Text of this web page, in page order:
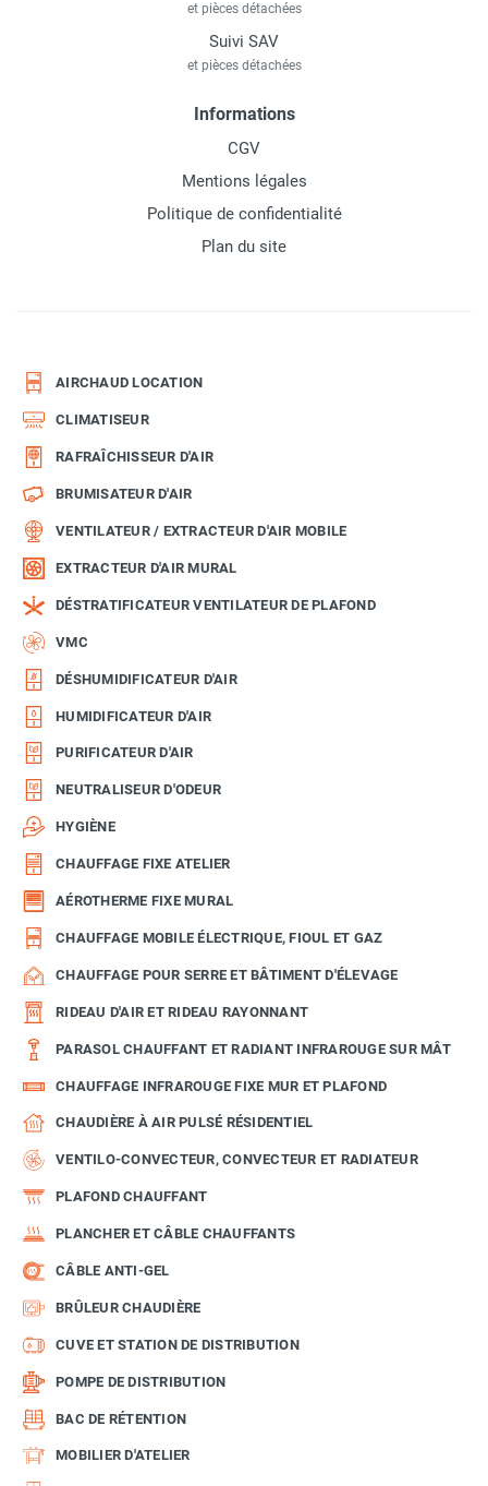
et pièces détachées
Suivi SAV
et pièces détachées
Informations
CGV
Mentions légales
Politique de confidentialité
Plan du site
AIRCHAUD LOCATION
CLIMATISEUR
RAFRAÎCHISSEUR D'AIR
BRUMISATEUR D'AIR
VENTILATEUR / EXTRACTEUR D'AIR MOBILE
EXTRACTEUR D'AIR MURAL
DÉSTRATIFICATEUR VENTILATEUR DE PLAFOND
VMC
DÉSHUMIDIFICATEUR D'AIR
HUMIDIFICATEUR D'AIR
PURIFICATEUR D'AIR
NEUTRALISEUR D'ODEUR
HYGIÈNE
CHAUFFAGE FIXE ATELIER
AÉROTHERME FIXE MURAL
CHAUFFAGE MOBILE ÉLECTRIQUE, FIOUL ET GAZ
CHAUFFAGE POUR SERRE ET BÂTIMENT D'ÉLEVAGE
RIDEAU D'AIR ET RIDEAU RAYONNANT
PARASOL CHAUFFANT ET RADIANT INFRAROUGE SUR MÂT
CHAUFFAGE INFRAROUGE FIXE MUR ET PLAFOND
CHAUDIÈRE À AIR PULSÉ RÉSIDENTIEL
VENTILO-CONVECTEUR, CONVECTEUR ET RADIATEUR
PLAFOND CHAUFFANT
PLANCHER ET CÂBLE CHAUFFANTS
CÂBLE ANTI-GEL
BRÛLEUR CHAUDIÈRE
CUVE ET STATION DE DISTRIBUTION
POMPE DE DISTRIBUTION
BAC DE RÉTENTION
MOBILIER D'ATELIER